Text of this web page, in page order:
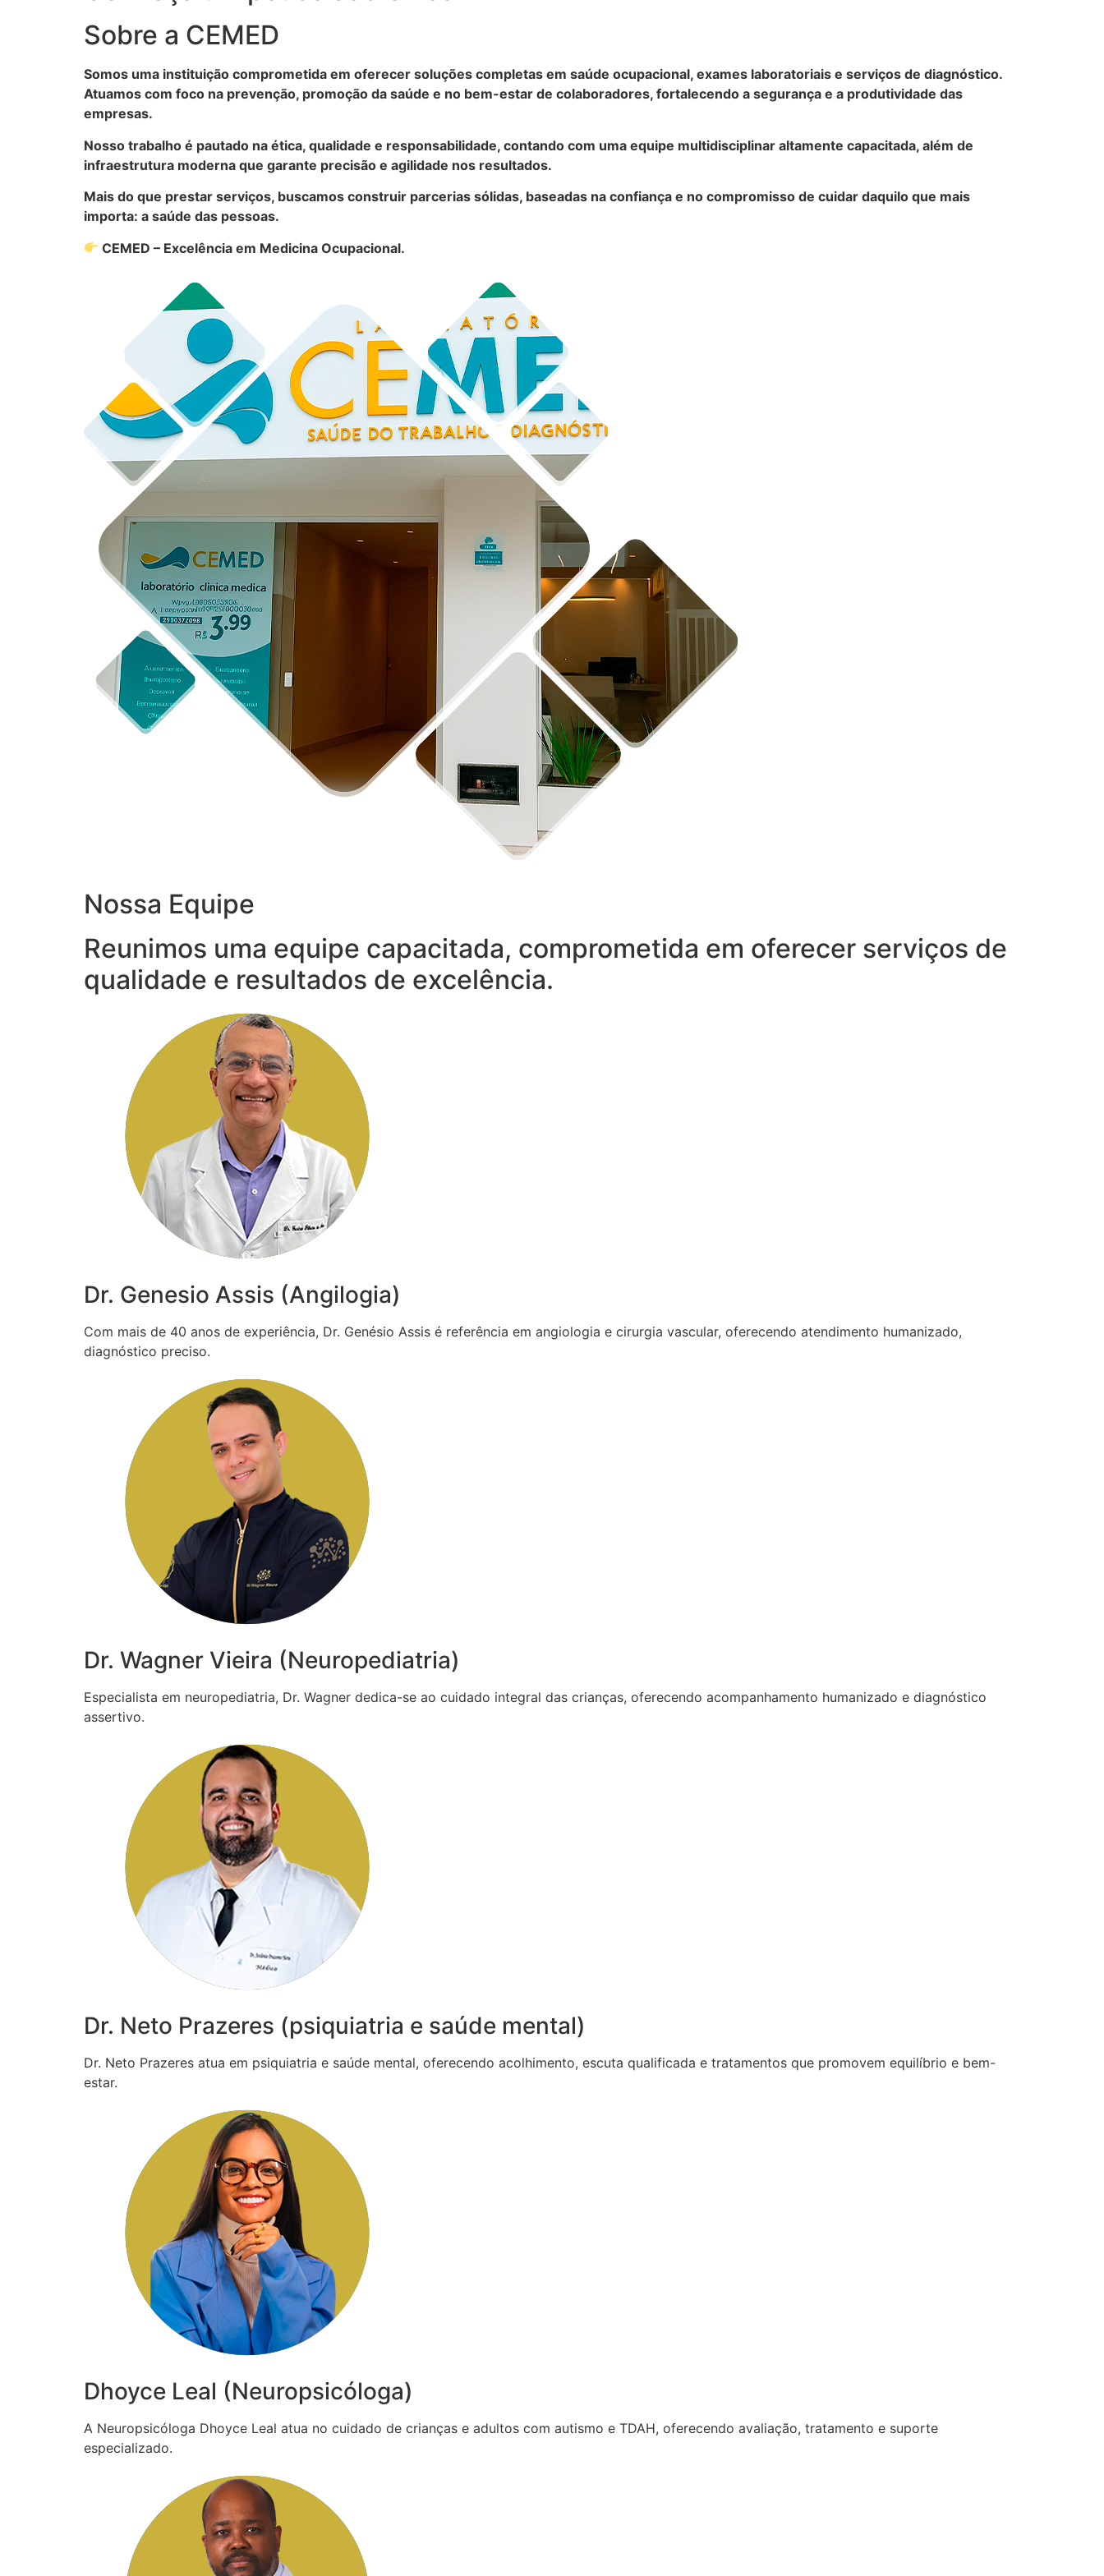
Sobre a CEMED
Somos uma instituição comprometida em oferecer soluções completas em saúde ocupacional, exames laboratoriais e serviços de diagnóstico.
Atuamos com foco na prevenção, promoção da saúde e no bem-estar de colaboradores, fortalecendo a segurança e a produtividade das
empresas.
Nosso trabalho é pautado na ética, qualidade e responsabilidade, contando com uma equipe multidisciplinar altamente capacitada, além de
infraestrutura moderna que garante precisão e agilidade nos resultados.
Mais do que prestar serviços, buscamos construir parcerias sólidas, baseadas na confiança e no compromisso de cuidar daquilo que mais
importa: a saúde das pessoas.
CEMED – Excelência em Medicina Ocupacional.
Nossa Equipe
Reunimos uma equipe capacitada, comprometida em oferecer serviços de
qualidade e resultados de excelência.
Dr. Genesio Assis (Angilogia)
Com mais de 40 anos de experiência, Dr. Genésio Assis é referência em angiologia e cirurgia vascular, oferecendo atendimento humanizado,
diagnóstico preciso.
Dr. Wagner Vieira (Neuropediatria)
Especialista em neuropediatria, Dr. Wagner dedica-se ao cuidado integral das crianças, oferecendo acompanhamento humanizado e diagnóstico
assertivo.
Dr. Neto Prazeres (psiquiatria e saúde mental)
Dr. Neto Prazeres atua em psiquiatria e saúde mental, oferecendo acolhimento, escuta qualificada e tratamentos que promovem equilíbrio e bem-
estar.
Dhoyce Leal (Neuropsicóloga)
A Neuropsicóloga Dhoyce Leal atua no cuidado de crianças e adultos com autismo e TDAH, oferecendo avaliação, tratamento e suporte
especializado.